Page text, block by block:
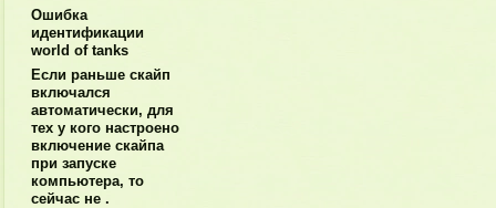
Ошибка
идентификации
world of tanks
Если раньше скайп
включался
автоматически, для
тех у кого настроено
включение скайпа
при запуске
компьютера, то
сейчас не .